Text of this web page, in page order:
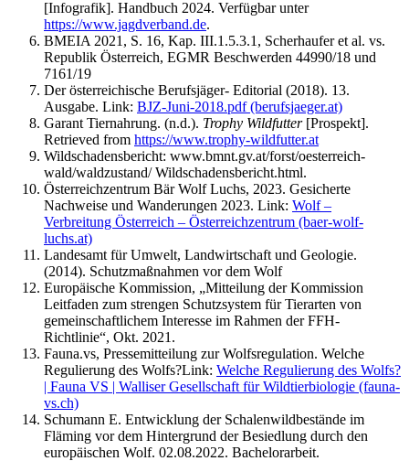
[Infografik]. Handbuch 2024. Verfügbar unter
https://www.jagdverband.de.
BMEIA 2021, S. 16, Kap. III.1.5.3.1, Scherhaufer et al. vs.
Republik Österreich, EGMR Beschwerden 44990/18 und
7161/19
Der österreichische Berufsjäger- Editorial (2018). 13.
Ausgabe. Link: BJZ-Juni-2018.pdf (berufsjaeger.at)
Garant Tiernahrung. (n.d.). Trophy Wildfutter[Prospekt].
Retrieved from https://www.trophy-wildfutter.at
Wildschadensbericht: www.bmnt.gv.at/forst/oesterreich‐
wald/waldzustand/ Wildschadensbericht.html.
Österreichzentrum Bär Wolf Luchs, 2023. Gesicherte
Nachweise und Wanderungen 2023. Link: Wolf –
Verbreitung Österreich – Österreichzentrum (baer-wolf-
luchs.at)
Landesamt für Umwelt, Landwirtschaft und Geologie.
(2014). Schutzmaßnahmen vor dem Wolf
Europäische Kommission, „Mitteilung der Kommission
Leitfaden zum strengen Schutzsystem für Tierarten von
gemeinschaftlichem Interesse im Rahmen der FFH-
Richtlinie“, Okt. 2021.
Fauna.vs, Pressemitteilung zur Wolfsregulation. Welche
Regulierung des Wolfs?Link: Welche Regulierung des Wolfs?
| Fauna VS | Walliser Gesellschaft für Wildtierbiologie (fauna-
vs.ch)
Schumann E. Entwicklung der Schalenwildbestände im
Fläming vor dem Hintergrund der Besiedlung durch den
europäischen Wolf. 02.08.2022. Bachelorarbeit.